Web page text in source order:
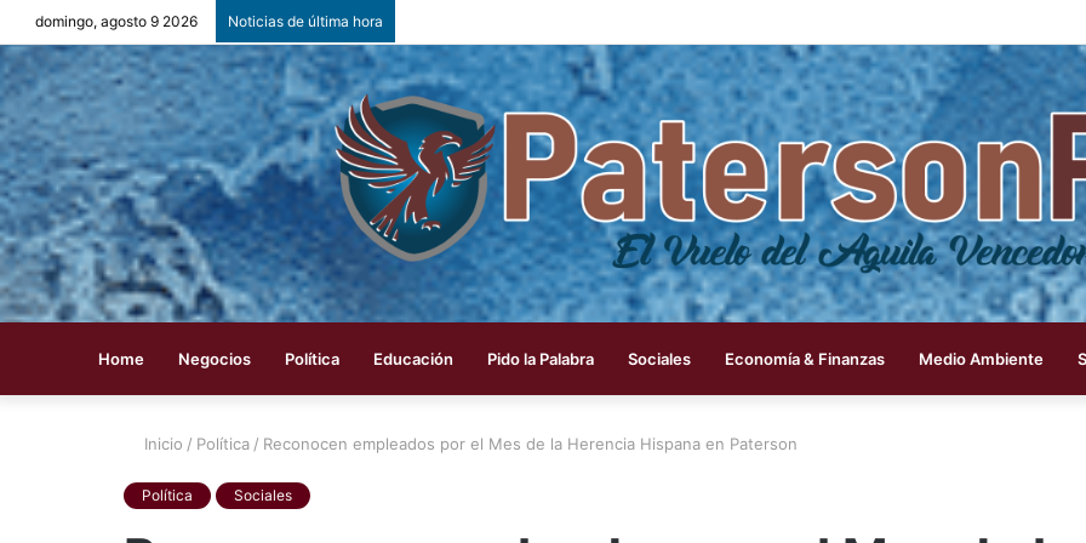
domingo, agosto 9 2026 Noticias de última hora
Home Negocios Política Educación Pido la Palabra Sociales Economía & Finanzas Medio Ambiente
Inicio / Política / Reconocen empleados por el Mes de la Herencia Hispana en Paterson
Política Sociales